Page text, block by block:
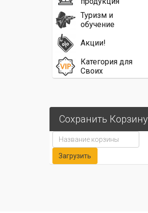
Туризм и
обучение
Акции!
Категория для
Своих
Сохранить Корзину